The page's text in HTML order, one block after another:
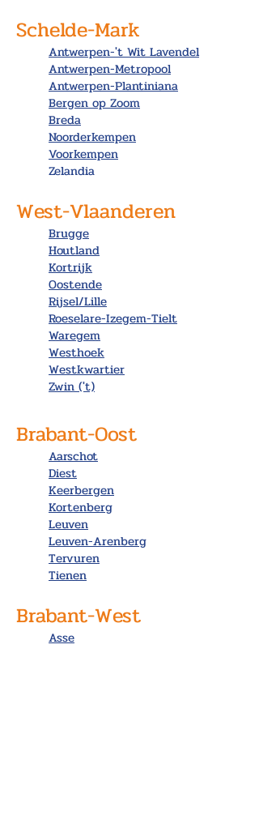
Schelde-Mark
Antwerpen-'t Wit Lavendel
Antwerpen-Metropool
Antwerpen-Plantiniana
Bergen op Zoom
Breda
Noorderkempen
Voorkempen
Zelandia
West-Vlaanderen
Brugge
Houtland
Kortrijk
Oostende
Rijsel/Lille
Roeselare-Izegem-Tielt
Waregem
Westhoek
Westkwartier
Zwin ('t)
Brabant-Oost
Aarschot
Diest
Keerbergen
Kortenberg
Leuven
Leuven-Arenberg
Tervuren
Tienen
Brabant-West
Asse